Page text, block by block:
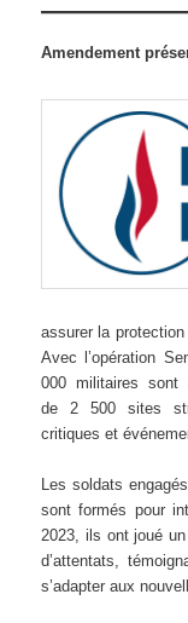
Amendement
assurer la
Avec l’opération
000 militaires sont
de 2 500 sites
critiques et
Les soldats
sont formés pour
2023, ils ont joué
d’attentats,
s’adapter aux